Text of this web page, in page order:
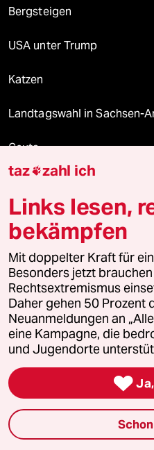
Bergsteigen
USA unter Trump
Katzen
Landtagswahl in Sachsen-
Ceuta
Verlag
Aktuelles
Hausblog
Die Seitenwende
Stellen
Presse
taz zahl ich
Links lesen,
bekämpfen
Mit doppelter Kraft für
Besonders jetzt
Rechtsextremismus
Daher gehen 50 Prozent
Neuanmeldungen an
eine Kampagne, die
und Jugendorte
